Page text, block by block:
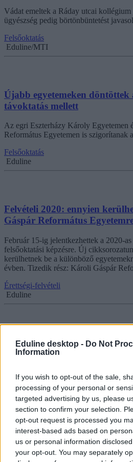
Eduline desktop - Do Not
Information
If you wish to opt-out of the sale,
processing of your personal or
targeted advertising by us, please
section to confirm your selection.
opt-out request is processed you
interest-based ads based on
us or personal information
your opt-out. You may separately
Vádat emeltek a Ráday utcai
ügyészség pedig börtönbüntetést
Felsőoktatás
Eduline/MTI
Újabb egyetemeken döntöttek
távoktatás mellett
Az egri Eszterházy Károly Egyetemen
Református Egyetemen is szigorítanak
Felsőoktatás
Eduline
Felvételi 2020: ennyien
Gáspár Református
Február 15-ig jelentkezhettek a 2020-
felsőoktatási képzésre. Új
kerülhetnek be a különböző
évben. Tizedik rész: Károli Gáspár
Érettségi-felvételi
Eduline
Itt a HVG 2020-as
legjobb hazai egyetemek,
Idén is az Eötvös Loránd
Tudományegyetem vezeti a HVG
Harmadik helyen a Budapesti Műszaki
Egyetem végzett, megelőzve a
és a Semmelweis Egyetemet.
Felsőoktatás